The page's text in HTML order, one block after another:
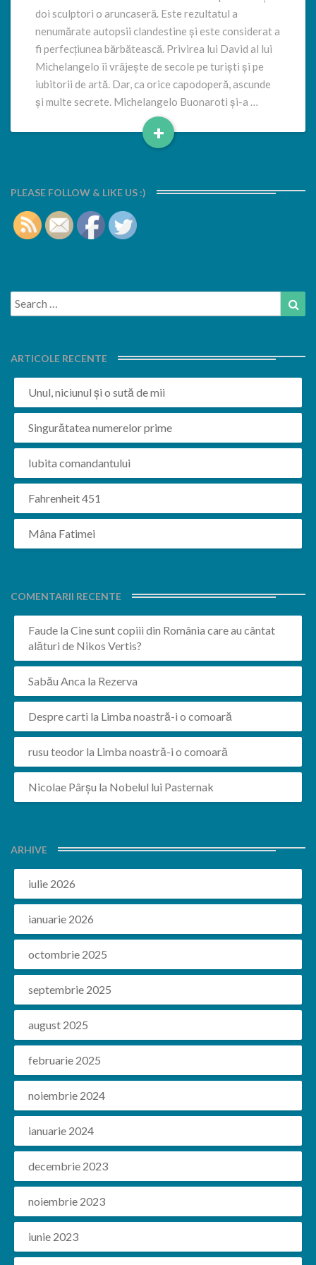
doi sculptori o aruncaseră. Este rezultatul a
nenumărate autopsii clandestine și este considerat a
fi perfecțiunea bărbătească. Privirea lui David al lui
Michelangelo îi vrăjește de secole pe turiști și pe
iubitorii de artă. Dar, ca orice capodoperă, ascunde
și multe secrete. Michelangelo Buonaroti și-a …
+
Read
PLEASE FOLLOW & LIKE US :)
Search
for:
ARTICOLE RECENTE
Unul, niciunul și o sută de mii
Singurătatea numerelor prime
Iubita comandantului
Fahrenheit 451
Mâna Fatimei
COMENTARII RECENTE
Faude la Cine sunt copiii din România care au cântat
alături de Nikos Vertis?
Sabău Anca la Rezerva
Despre carti la Limba noastră-i o comoară
rusu teodor la Limba noastră-i o comoară
Nicolae Pârșu la Nobelul lui Pasternak
ARHIVE
iulie 2026
ianuarie 2026
octombrie 2025
septembrie 2025
august 2025
februarie 2025
noiembrie 2024
ianuarie 2024
decembrie 2023
noiembrie 2023
iunie 2023